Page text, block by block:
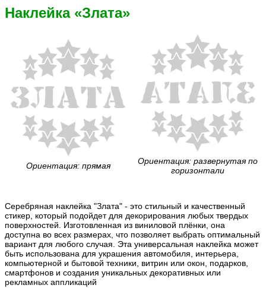
Наклейка «Злата»
Ориентация: прямая
Ориентация: развернутая по
горизонтали
Серебряная наклейка "Злата" - это стильный и качественный
стикер, который подойдет для декорирования любых твердых
поверхностей. Изготовленная из виниловой плёнки, она
доступна во всех размерах, что позволяет выбрать оптимальный
вариант для любого случая. Эта универсальная наклейка может
быть использована для украшения автомобиля, интерьера,
компьютерной и бытовой техники, витрин или окон, подарков,
смартфонов и создания уникальных декоративных или
рекламных аппликаций